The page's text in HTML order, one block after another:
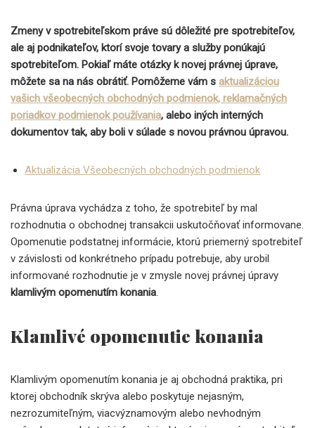
Zmeny v spotrebiteľskom práve sú dôležité pre spotrebiteľov,
ale aj podnikateľov, ktorí svoje tovary a služby ponúkajú
spotrebiteľom. Pokiaľ máte otázky k novej právnej úprave,
môžete sa na nás obrátiť. Pomôžeme vám s aktualizáciou
vašich všeobecných obchodných podmienok, reklamačných
poriadkov podmienok používania, alebo iných interných
dokumentov tak, aby boli v súlade s novou právnou úpravou.
Aktualizácia Všeobecných obchodných podmienok
Právna úprava vychádza z toho, že spotrebiteľ by mal
rozhodnutia o obchodnej transakcii uskutočňovať informovane.
Opomenutie podstatnej informácie, ktorú priemerný spotrebiteľ
v závislosti od konkrétneho prípadu potrebuje, aby urobil
informované rozhodnutie je v zmysle novej právnej úpravy
klamlivým opomenutím konania.
Klamlivé opomenutie konania
Klamlivým opomenutím konania je aj obchodná praktika, pri
ktorej obchodník skrýva alebo poskytuje nejasným,
nezrozumiteľným, viacvýznamovým alebo nevhodným